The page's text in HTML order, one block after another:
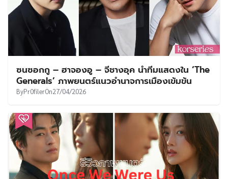
ซนซอกกู – ฮาจองอู – จีชางอุค นำทีมแสดงใน ‘The
Generals’ ภาพยนตร์แนวอำนาจการเมืองเข้มข้น
ByPr0filerOn27/04/2026